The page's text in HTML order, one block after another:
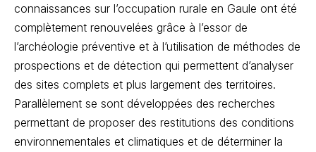
connaissances sur l’occupation rurale en Gaule ont été
complètement renouvelées grâce à l’essor de
l’archéologie préventive et à l’utilisation de méthodes de
prospections et de détection qui permettent d’analyser
des sites complets et plus largement des territoires.
Parallèlement se sont développées des recherches
permettant de proposer des restitutions des conditions
environnementales et climatiques et de déterminer la